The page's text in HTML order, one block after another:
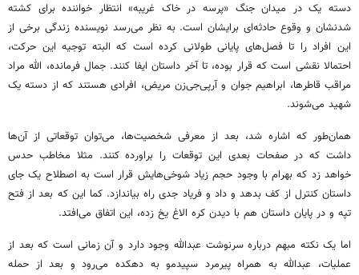
دسته یک در میدان جنگ «پرسه در خاک غریبه» انتظار خواننده برای کشته
شدنشان و وقوع حادثه‌ای برایشان است. به نظر می‌رسد نویسنده زندگی برخی از
این افراد را تا فصل‌های پایانی طولانی کرده است که البته توجیه این حرکت،
احتمالا نقشی است که قرار بوده، تا آخر داستان ایفا کنند. جمال فرمانده، الله مراد
مراقب قاطرها، ابراهیم جوان و آرپی‌جی‌زن مریض، افرادی هستند که از دسته یک
شهید می‌شوند.
همان‌طور که اشاره شد، بعد از معرفی شخصیت‌ها، می‌توان توقعاتی از آن‌ها
داشت که در صفحات بعدی این توقعات را براورده کنند. مثلا مخاطب حدس
خواهد زد که بهرام با وجود حجم زیاد شوخی‌هایش قرار است به اصطلاح یک جای
داستان کنترل از کف بدهد و داد و فریاد جدی راه بیاندازد. کما این که بعد از فتح
تپه و در پایان داستان هم با دیدن کره الاغ یخ زده، این اتفاق می‌افتد.
اما یک نکته مبهم درباره سرنوشت عبدالله وجود دارد و آن زمانی است که بعد از
عملیات، عبدالله به همراه پیرمرد سپیدمو به دهکده می‌رود و بعد از حمله